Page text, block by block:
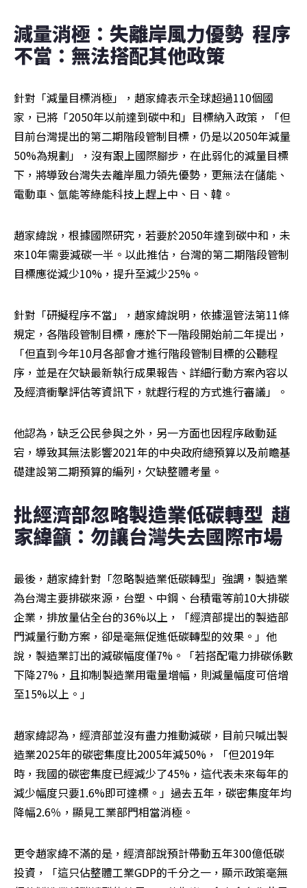
減量消極：失離岸風力優勢  程序
不當：無法搭配其他政策
針對「減量目標消極」，趙家緯表示全球超過110個國
家，已將「2050年以前達到碳中和」目標納入政策，「但
目前台灣提出的第二期階段管制目標，仍是以2050年減量
50%為規劃」，沒有跟上國際腳步，在此弱化的減量目標
下，將導致台灣失去離岸風力領先優勢，更無法在儲能、
電動車、氫能等綠能科技上趕上中、日、韓。
趙家緯說，根據國際研究，若要於2050年達到碳中和，未
來10年需要減碳一半。以此推估，台灣的第二期階段管制
目標應從減少10%，提升至減少25%。
針對「研擬程序不當」，趙家緯說明，依據溫管法第11條
規定，各階段管制目標，應於下一階段開始前二年提出，
「但直到今年10月各部會才進行階段管制目標的公聽程
序，並是在欠缺最新執行成果報告、詳細行動方案內容以
及經濟衝擊評估等資訊下，就趕行程的方式進行審議」。
他認為，缺乏公民參與之外，另一方面也因程序啟動延
宕，導致其無法影響2021年的中央政府總預算以及前瞻基
礎建設第二期預算的編列，欠缺整體考量。
批經濟部忽略製造業低碳轉型  趙
家緯籲：勿讓台灣失去國際市場
最後，趙家緯針對「忽略製造業低碳轉型」強調，製造業
為台灣主要排碳來源，台塑、中鋼、台積電等前10大排碳
企業，排放量佔全台的36%以上，「經濟部提出的製造部
門減量行動方案，卻是毫無促進低碳轉型的效果。」他
說，製造業訂出的減碳幅度僅7%。「若搭配電力排碳係數
下降27%，且抑制製造業用電量增幅，則減量幅度可倍增
至15%以上。」
趙家緯認為，經濟部並沒有盡力推動減碳，目前只喊出製
造業2025年的碳密集度比2005年減50%，「但2019年
時，我國的碳密集度已經減少了45%，這代表未來每年的
減少幅度只要1.6%即可達標。」過去五年，碳密集度年均
降幅2.6％，顯見工業部門相當消極。
更令趙家緯不滿的是，經濟部說預計帶動五年300億低碳
投資，「這只佔整體工業GDP的千分之一，顯示政策毫無